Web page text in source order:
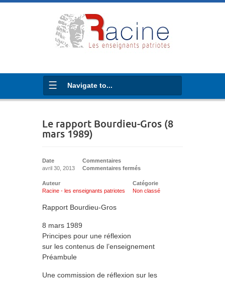
Navigate to...
Le rapport Bourdieu-Gros (8
mars 1989)
Date
avril 30, 2013
Commentaires
Commentaires fermés
Auteur
Racine - les enseignants patriotes
Catégorie
Non classé
Rapport Bourdieu-Gros
8 mars 1989
Principes pour une réflexion
sur les contenus de l’enseignement
Préambule
Une commission de réflexion sur les